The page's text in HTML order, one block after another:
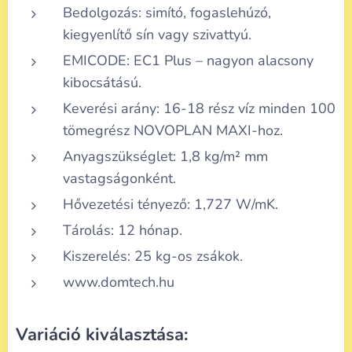
Bedolgozás: simító, fogaslehúzó,
kiegyenlítő sín vagy szivattyú.
EMICODE: EC1 Plus – nagyon alacsony
kibocsátású.
Keverési arány: 16-18 rész víz minden 100
tömegrész NOVOPLAN MAXI-hoz.
Anyagszükséglet: 1,8 kg/m² mm
vastagságonként.
Hővezetési tényező: 1,727 W/mK.
Tárolás: 12 hónap.
Kiszerelés: 25 kg-os zsákok.
www.domtech.hu
Variáció kiválasztása: